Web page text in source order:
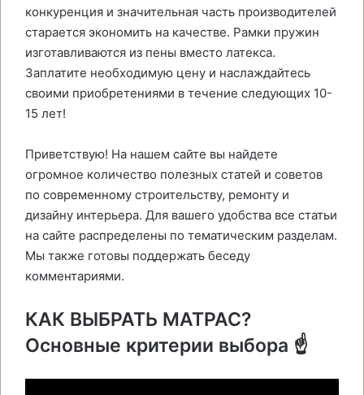
конкуренция и значительная часть производителей
старается экономить на качестве. Рамки пружин
изготавливаются из пены вместо латекса.
Заплатите необходимую цену и наслаждайтесь
своими приобретениями в течение следующих 10-
15 лет!
Приветствую! На нашем сайте вы найдете
огромное количество полезных статей и советов
по современному строительству, ремонту и
дизайну интерьера. Для вашего удобства все статьи
на сайте распределены по тематическим разделам.
Мы также готовы поддержать беседу
комментариями.
КАК ВЫБРАТЬ МАТРАС?
Основные критерии выбора ☝